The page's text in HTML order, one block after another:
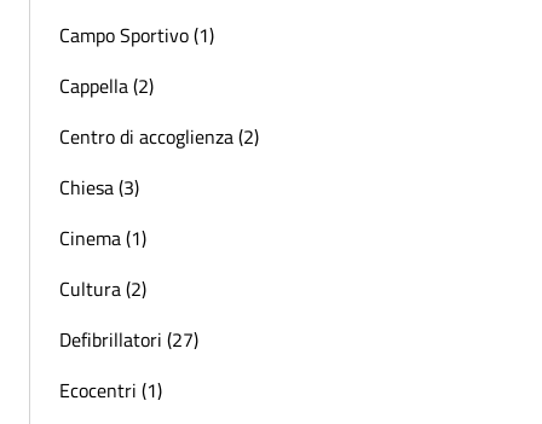
Campo Sportivo (1)
Cappella (2)
Centro di accoglienza (2)
Chiesa (3)
Cinema (1)
Cultura (2)
Defibrillatori (27)
Ecocentri (1)